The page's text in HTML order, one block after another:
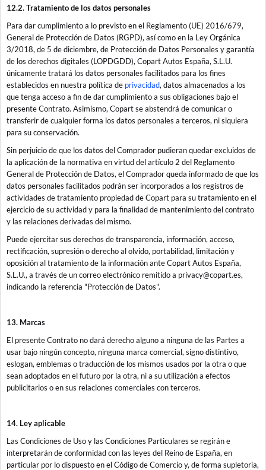
12.2. Tratamiento de los datos personales
Para dar cumplimiento a lo previsto en el Reglamento (UE) 2016/679,
General de Protección de Datos (RGPD), así como en la Ley Orgánica
3/2018, de 5 de diciembre, de Protección de Datos Personales y garantía
de los derechos digitales (LOPDGDD), Copart Autos España, S.L.U.
únicamente tratará los datos personales facilitados para los fines
establecidos en nuestra política de privacidad, datos almacenados a los
que tenga acceso a fin de dar cumplimiento a sus obligaciones bajo el
presente Contrato. Asimismo, Copart se abstendrá de comunicar o
transferir de cualquier forma los datos personales a terceros, ni siquiera
para su conservación.
Sin perjuicio de que los datos del Comprador pudieran quedar excluidos de
la aplicación de la normativa en virtud del artículo 2 del Reglamento
General de Protección de Datos, el Comprador queda informado de que los
datos personales facilitados podrán ser incorporados a los registros de
actividades de tratamiento propiedad de Copart para su tratamiento en el
ejercicio de su actividad y para la finalidad de mantenimiento del contrato
y las relaciones derivadas del mismo.
Puede ejercitar sus derechos de transparencia, información, acceso,
rectificación, supresión o derecho al olvido, portabilidad, limitación y
oposición al tratamiento de la información ante Copart Autos España,
S.L.U., a través de un correo electrónico remitido a privacy@copart.es,
indicando la referencia "Protección de Datos".
13. Marcas
El presente Contrato no dará derecho alguno a ninguna de las Partes a
usar bajo ningún concepto, ninguna marca comercial, signo distintivo,
eslogan, emblemas o traducción de los mismos usados por la otra o que
sean adoptados en el futuro por la otra, ni a su utilización a efectos
publicitarios o en sus relaciones comerciales con terceros.
14. Ley aplicable
Las Condiciones de Uso y las Condiciones Particulares se regirán e
interpretarán de conformidad con las leyes del Reino de España, en
particular por lo dispuesto en el Código de Comercio y, de forma supletoria,